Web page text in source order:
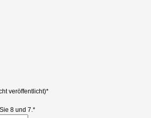
veröffentlicht)*
8 und 7.*